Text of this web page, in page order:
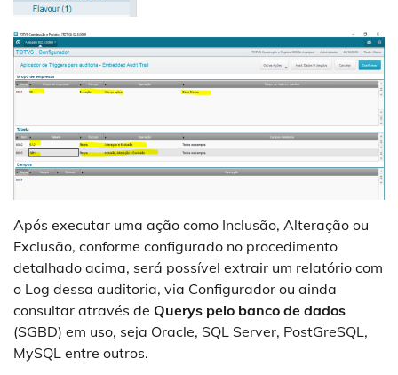
Após executar uma ação como Inclusão, Alteração ou
Exclusão, conforme configurado no procedimento
detalhado acima, será possível extrair um relatório com
o Log dessa auditoria, via Configurador ou ainda
consultar através de Querys pelo banco de dados
(SGBD) em uso, seja Oracle, SQL Server, PostGreSQL,
MySQL entre outros.